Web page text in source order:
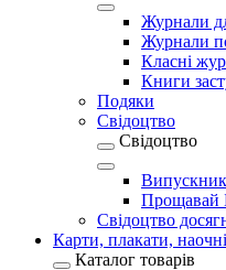
Журнали
Журнали
Класні
Книги
Подяки
Свідоцтво
Свідоцтво
Прощавай
Свідоцтво
Карти, плакати,
Каталог товарів